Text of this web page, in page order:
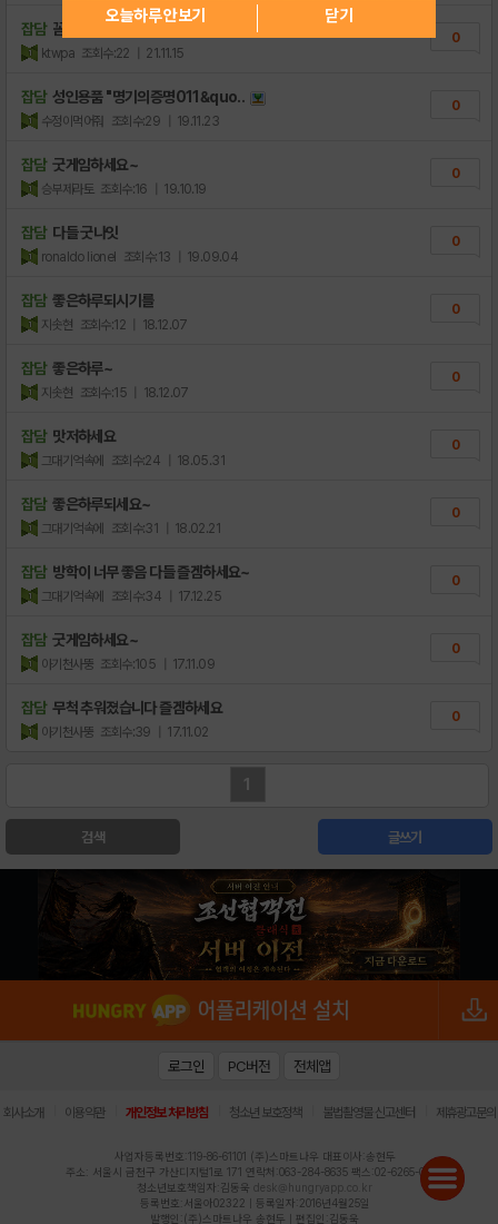
잡담 꼼데가르송가디건여자사이즈 검증된바로여기ꈩ
ktwpa 조회수:22 | 21.11.15
0
잡담 성인용품 "명기의증명011&quo..
수정이먹어줘 조회수:29 | 19.11.23
0
잡담 굿게임하세요~
승부제라토 조회수:16 | 19.10.19
0
잡담 다들 굿나잇
ronaldo lionel 조회수:13 | 19.09.04
0
잡담 좋은하루되시기를
지솟현 조회수:12 | 18.12.07
0
잡담 좋은하루~
지솟현 조회수:15 | 18.12.07
0
잡담 맛저하세요
그대기억속에 조회수:24 | 18.05.31
0
잡담 좋은하루되세요~
그대기억속에 조회수:31 | 18.02.21
0
잡담 방학이 너무 좋음 다들 즐겜하세요~
그대기억속에 조회수:34 | 17.12.25
0
잡담 굿게임하세요~
아기천사뚱 조회수:105 | 17.11.09
0
잡담 무척 추워졌습니다 즐겜하세요
아기천사뚱 조회수:39 | 17.11.02
0
1
검색 글쓰기
오늘하루 안보기 닫기
로그인 PC버전 전체앱
회사소개 이용약관 개인정보 처리방침 청소년 보호정책 불법촬영물 신고센터 제휴광고문의
사업자등록번호:119-86-61101 (주)스마트나우 대표이사:송현두
주소: 서울시 금천구 가산디지털1로 171 연락처:063-284-8635 팩스:02-6265-0377
청소년보호책임자:김동욱 desk@hungryapp.co.kr
등록번호:서울아02322 | 등록일자:2016년4월25일
발행인:(주)스마트나우 송현두 | 편집인:김동욱